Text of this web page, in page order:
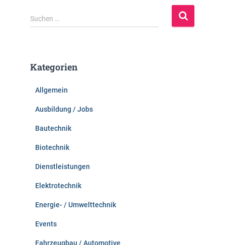
S
u
n
Suchen …
Kategorien
Allgemein
Ausbildung / Jobs
Bautechnik
Biotechnik
Dienstleistungen
Elektrotechnik
Energie- / Umwelttechnik
Events
Fahrzeugbau / Automotive